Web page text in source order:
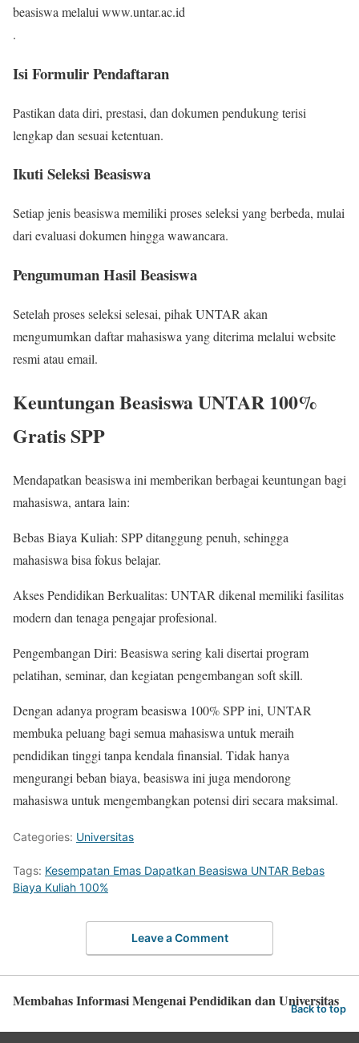
beasiswa melalui www.untar.ac.id
.
Isi Formulir Pendaftaran
Pastikan data diri, prestasi, dan dokumen pendukung terisi
lengkap dan sesuai ketentuan.
Ikuti Seleksi Beasiswa
Setiap jenis beasiswa memiliki proses seleksi yang berbeda, mulai
dari evaluasi dokumen hingga wawancara.
Pengumuman Hasil Beasiswa
Setelah proses seleksi selesai, pihak UNTAR akan
mengumumkan daftar mahasiswa yang diterima melalui website
resmi atau email.
Keuntungan Beasiswa UNTAR 100%
Gratis SPP
Mendapatkan beasiswa ini memberikan berbagai keuntungan bagi
mahasiswa, antara lain:
Bebas Biaya Kuliah: SPP ditanggung penuh, sehingga
mahasiswa bisa fokus belajar.
Akses Pendidikan Berkualitas: UNTAR dikenal memiliki fasilitas
modern dan tenaga pengajar profesional.
Pengembangan Diri: Beasiswa sering kali disertai program
pelatihan, seminar, dan kegiatan pengembangan soft skill.
Dengan adanya program beasiswa 100% SPP ini, UNTAR
membuka peluang bagi semua mahasiswa untuk meraih
pendidikan tinggi tanpa kendala finansial. Tidak hanya
mengurangi beban biaya, beasiswa ini juga mendorong
mahasiswa untuk mengembangkan potensi diri secara maksimal.
Categories: Universitas
Tags: Kesempatan Emas Dapatkan Beasiswa UNTAR Bebas
Biaya Kuliah 100%
Leave a Comment
Membahas Informasi Mengenai Pendidikan dan Universitas
Back to top